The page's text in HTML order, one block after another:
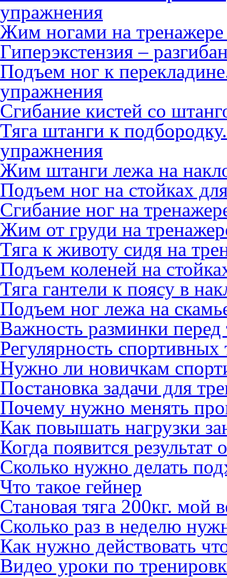
упражнения
Жим ногами на тренажере
Гиперэкстензия –
Подъем ног к
упражнения
Сгибание кистей со
Тяга штанги к
упражнения
Жим штанги лежа на
Подъем ног на стойках
Сгибание ног на
Жим от груди на
Тяга к животу сидя на
Подъем коленей на
Тяга гантели к поясу в
Подъем ног лежа на
Важность разминки перед
Регулярность спортивных
Нужно ли новичкам
Постановка задачи для
Почему нужно менять
Как повышать нагрузки
Когда появится результат
Сколько нужно делать
Что такое гейнер
Становая тяга 200кг. мой
Сколько раз в неделю
Как нужно действовать
Видео уроки по